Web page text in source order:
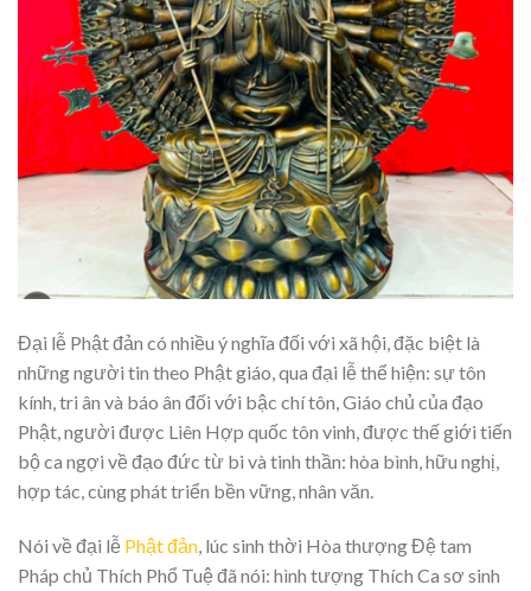
Đại lễ Phật đản có nhiều ý nghĩa đối với xã hội, đặc biệt là
những người tin theo Phật giáo, qua đại lễ thể hiện: sự tôn
kính, tri ân và báo ân đối với bậc chí tôn, Giáo chủ của đạo
Phật, người được Liên Hợp quốc tôn vinh, được thế giới tiến
bộ ca ngợi về đạo đức từ bi và tinh thần: hòa bình, hữu nghị,
hợp tác, cùng phát triển bền vững, nhân văn.
Nói về đại lễ Phật đản, lúc sinh thời Hòa thượng Đệ tam
Pháp chủ Thích Phổ Tuệ đã nói: hình tượng Thích Ca sơ sinh